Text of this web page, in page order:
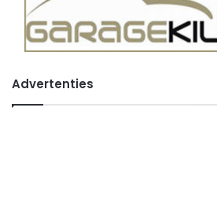
Advertenties